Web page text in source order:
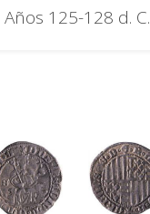
Años 125-128 d. C.